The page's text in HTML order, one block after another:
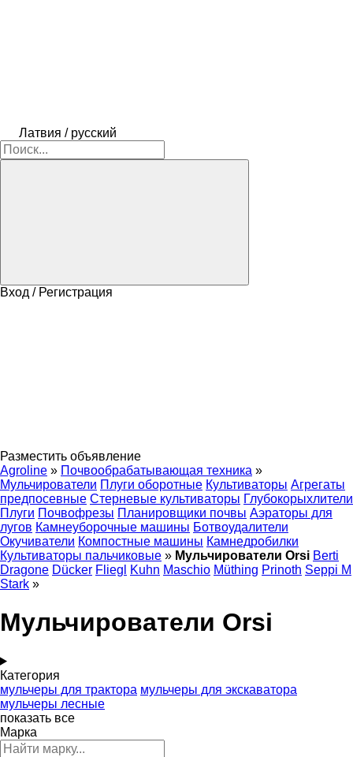
Латвия / русский
Вход / Регистрация
Разместить объявление
Agroline » Почвообрабатывающая техника »
Мульчирователи Плуги оборотные Культиваторы Агрегаты
предпосевные Стерневые культиваторы Глубокорыхлители
Плуги Почвофрезы Планировщики почвы Аэраторы для
лугов Камнеуборочные машины Ботвоудалители
Окучиватели Компостные машины Камнедробилки
Культиваторы пальчиковые » Мульчирователи Orsi Berti
Dragone Dücker Fliegl Kuhn Maschio Müthing Prinoth Seppi M
Stark »
Мульчирователи Orsi
Категория
мульчеры для трактора мульчеры для экскаватора
мульчеры лесные
показать все
Марка